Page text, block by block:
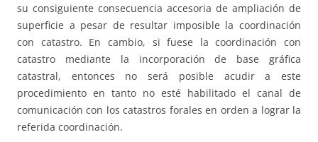
su consiguiente consecuencia accesoria de ampliación de
superficie a pesar de resultar imposible la coordinación
con catastro. En cambio, si fuese la coordinación con
catastro mediante la incorporación de base gráfica
catastral, entonces no será posible acudir a este
procedimiento en tanto no esté habilitado el canal de
comunicación con los catastros forales en orden a lograr la
referida coordinación.